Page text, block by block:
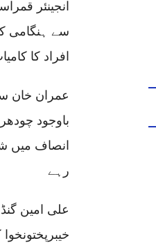
انجینئر
افراد کا
عمران خان
باوجود
انصاف میں
رہے
علی امین